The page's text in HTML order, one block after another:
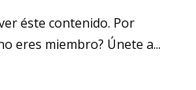
éste contenido. Por
eres miembro? Únete a...